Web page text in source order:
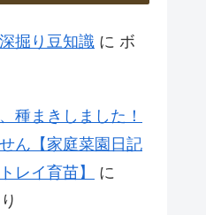
掘り豆知識 に ボ
種まきしました！
ん【家庭菜園日記
レイ育苗】
に